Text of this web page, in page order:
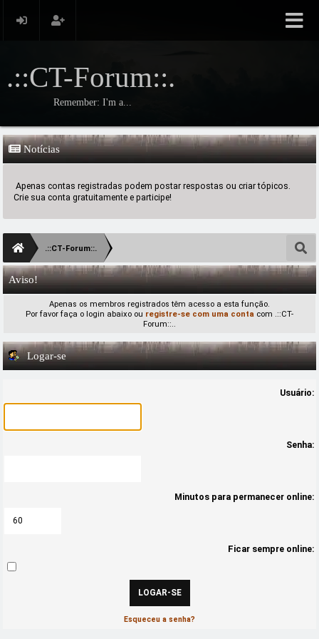
.::CT-Forum::.
Remember: I'm a...
Notícias
Apenas contas registradas podem postar respostas ou criar tópicos.
Crie sua conta gratuitamente e participe!
.::CT-Forum::.
Aviso!
Apenas os membros registrados têm acesso a esta função.
Por favor faça o login abaixo ou registre-se com uma conta com .::CT-
Forum::..
Logar-se
Usuário:
Senha:
Minutos para permanecer online:
Ficar sempre online:
Esqueceu a senha?